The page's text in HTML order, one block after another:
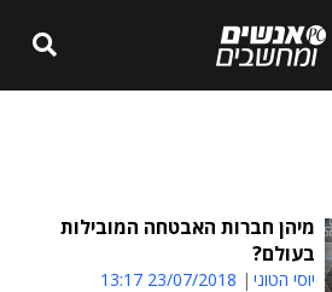
מיהן חברות האבטחה המובילות
בעולם?
יוסי הטוני 23/07/2018 13:17